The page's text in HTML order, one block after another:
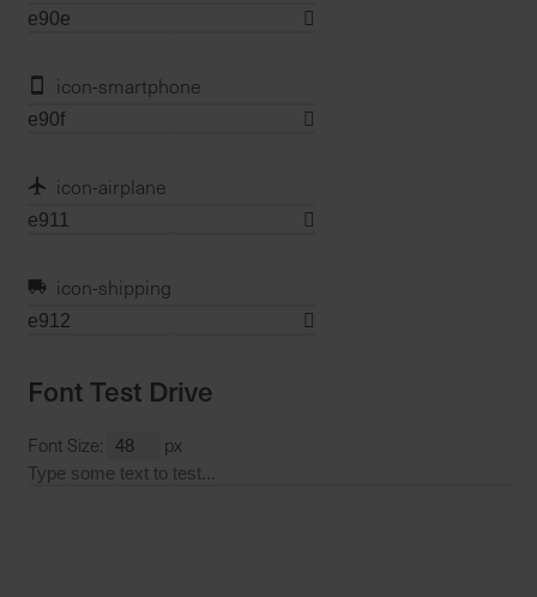
icon-smartphone
icon-airplane
icon-shipping
Font Test Drive
Font Size: px